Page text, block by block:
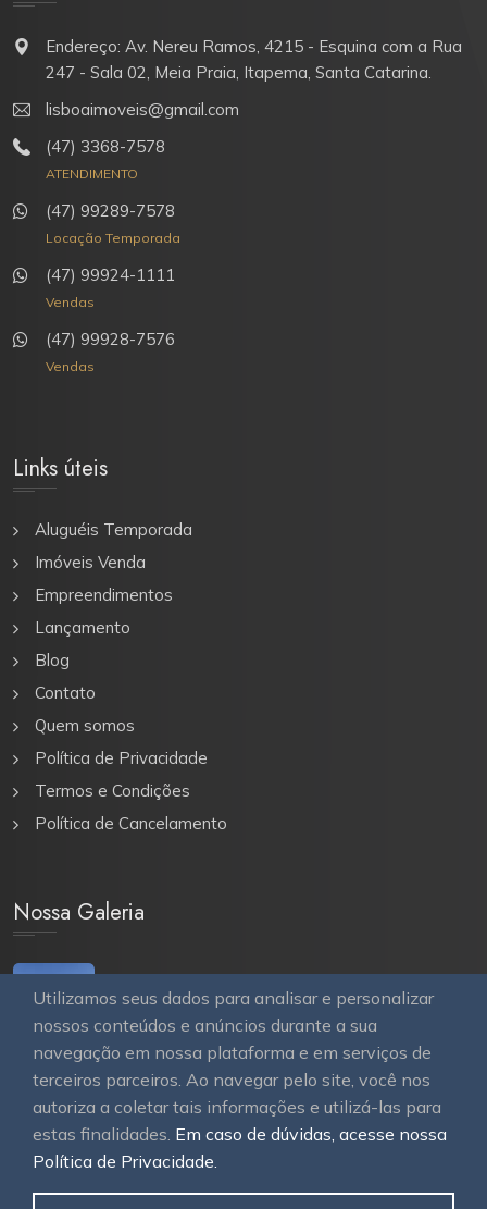
Utilizamos seus dados para analisar e personalizar
nossos conteúdos e anúncios durante a sua
navegação em nossa plataforma e em serviços de
terceiros parceiros. Ao navegar pelo site, você nos
autoriza a coletar tais informações e utilizá-las para
estas finalidades. Em caso de dúvidas, acesse nossa
Política de Privacidade.
Endereço: Av. Nereu Ramos, 4215 - Esquina com a Rua
247 - Sala 02, Meia Praia, Itapema, Santa Catarina.
lisboaimoveis@gmail.com
(47) 3368-7578
ATENDIMENTO
(47) 99289-7578
Locação Temporada
(47) 99924-1111
Vendas
(47) 99928-7576
Vendas
Links úteis
Aluguéis Temporada
Imóveis Venda
Empreendimentos
Lançamento
Blog
Contato
Quem somos
Política de Privacidade
Termos e Condições
Política de Cancelamento
Nossa Galeria
OAWEB site e sistemas para imobiliárias
os direitos reservados.